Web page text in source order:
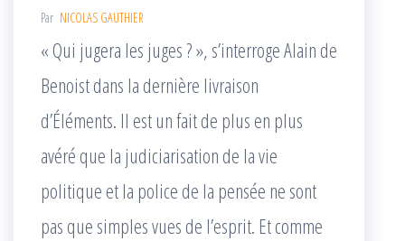
Par NICOLAS GAUTHIER
« Qui jugera les juges ? », s’interroge Alain de
Benoist dans la dernière livraison
d’Éléments. Il est un fait de plus en plus
avéré que la judiciarisation de la vie
politique et la police de la pensée ne sont
pas que simples vues de l’esprit. Et comme